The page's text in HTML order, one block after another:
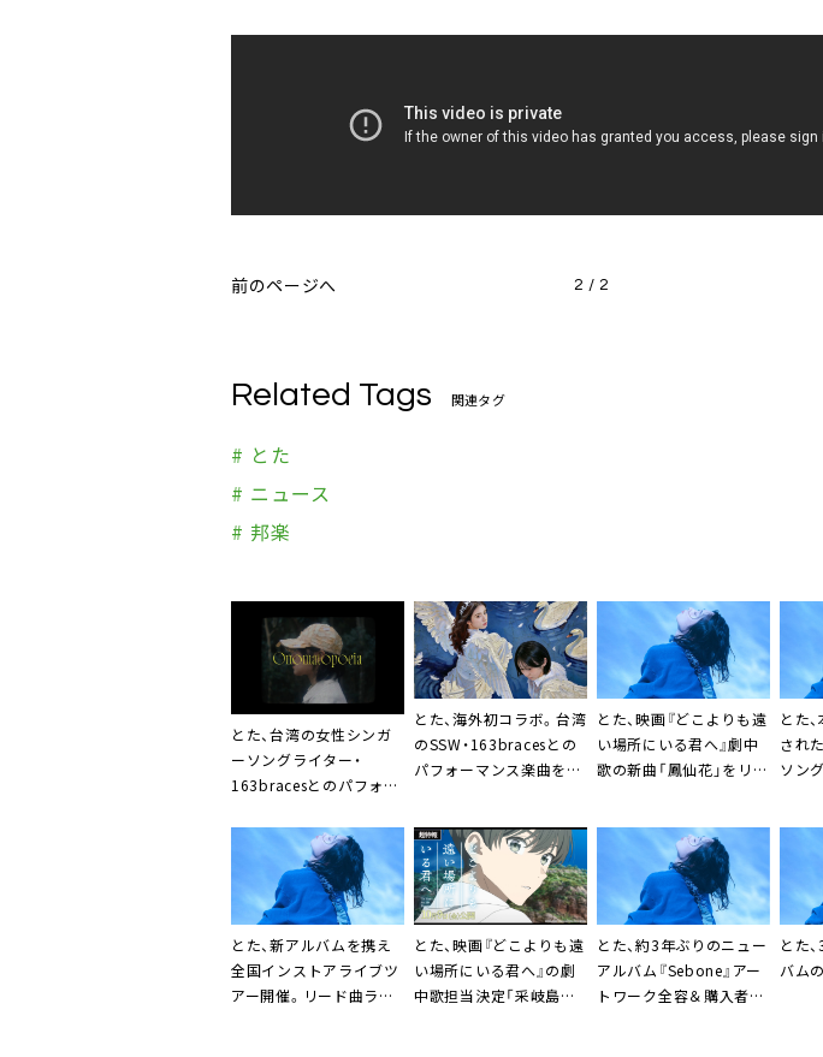
前のページへ 2 / 2
Related Tags 関連タグ
# とた
# ニュース
# 邦楽
とた、台湾の女性シンガ
ーソングライター・
163bracesとのパフォー
トペ」のMV公開
とた、海外初コラボ。台湾
のSSW・163bracesとの
パフォーマンス楽曲を収
とた、映画『どこよりも遠
い場所にいる君へ』劇中
歌の新曲「鳳仙花」をリリ
とた
され
ソン
とた、新アルバムを携え
全国インストアライブツ
アー開催。リード曲ラジ
とた、映画『どこよりも遠
い場所にいる君へ』の劇
中歌担当決定「采岐島の
とた、約3年ぶりのニュー
アルバム『Sebone』アー
トワーク全容＆購入者特
とた
バム